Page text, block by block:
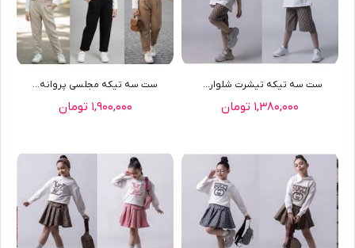
ست سه تيکه تيشرت شلوارک ...
۱,۳۸۰,۰۰۰ تومان
ست سه تيکه مجلسي پروانه(9620)
۱,۹۰۰,۰۰۰ تومان